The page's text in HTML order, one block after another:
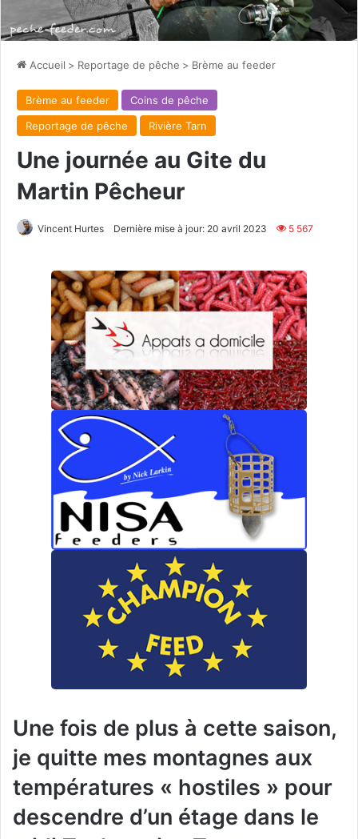
Accueil > Reportage de pêche > Brème au feeder
Brème au feeder
Coins de pêche
Reportage de pêche
Rivière Tarn
Une journée au Gite du
Martin Pêcheur
Vincent Hurtes Dernière mise à jour: 20 avril 2023 5 567
Une fois de plus à cette saison,
je quitte mes montagnes aux
températures « hostiles » pour
descendre d’un étage dans le